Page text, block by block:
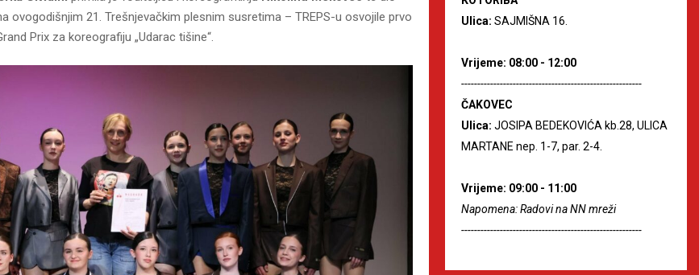
ovogodišnjim 21. Trešnjevačkim plesnim susretima – TREPS-u osvojile prvo
Prix za koreografiju „Udarac tišine“.
Ulica: SAJMIŠNA 16.
Vrijeme: 08:00 - 12:00
--------------------------------------------------------
ČAKOVEC
Ulica: JOSIPA BEDEKOVIĆA kb.28, ULICA
MARTANE nep. 1-7, par. 2-4.
Vrijeme: 09:00 - 11:00
Napomena: Radovi na NN mreži
--------------------------------------------------------